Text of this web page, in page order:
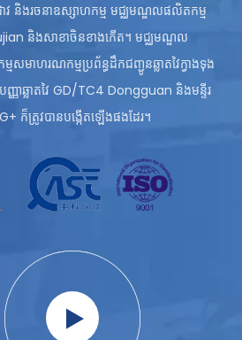
វ និងរចនាឧស្សាហកម្ម មជ្ឈមណ្ឌលផលិតកម្ម
និងសាខាចិនខាងកើត។ មជ្ឈមណ្ឌល
វកម្មសមាហរណកម្មប្រព័ន្ធដឹកជញ្ជូនឆ្លាតវៃក្វាងទុង
ញ្ញាឆ្លាតវៃ GD/TC4 Dongguan និងមន្ទីរ
ក៏ត្រូវបានបង្កើតឡើងផងដែរ។